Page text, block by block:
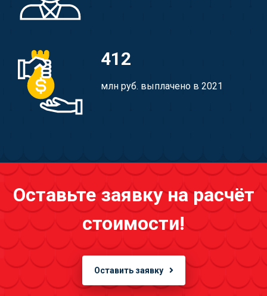
412
млн руб. выплачено в 2021
Оставьте заявку на расчёт
стоимости!
Оставить заявку